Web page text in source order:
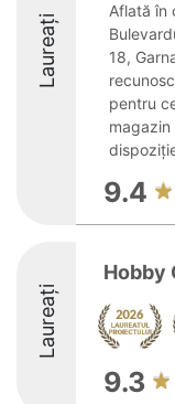
Laureați
Aflată în
18,
pentru
9.4
Laureați
Hobby
9.3